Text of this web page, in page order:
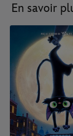
En savoir